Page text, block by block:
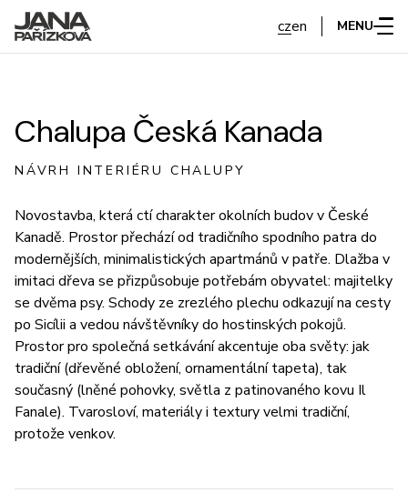
czen MENU
Chalupa Česká Kanada
NÁVRH INTERIÉRU CHALUPY
Novostavba, která ctí charakter okolních budov v České
Kanadě. Prostor přechází od tradičního spodního patra do
modernějších, minimalistických apartmánů v patře. Dlažba v
imitaci dřeva se přizpůsobuje potřebám obyvatel: majitelky
se dvěma psy. Schody ze zrezlého plechu odkazují na cesty
po Sicílii a vedou návštěvníky do hostinských pokojů.
Prostor pro společná setkávání akcentuje oba světy: jak
tradiční (dřevěné obložení, ornamentální tapeta), tak
současný (lněné pohovky, světla z patinovaného kovu Il
Fanale). Tvarosloví, materiály i textury velmi tradiční,
protože venkov.